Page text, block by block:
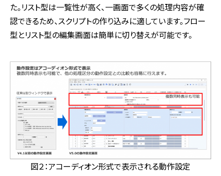
た。リスト型は一覧性が高く、一画面で多くの処理内容が確
認できるため、スクリプトの作り込みに適しています。フロー
型とリスト型の編集画面は簡単に切り替えが可能です。
図２：アコーディオン形式で表示される動作設定